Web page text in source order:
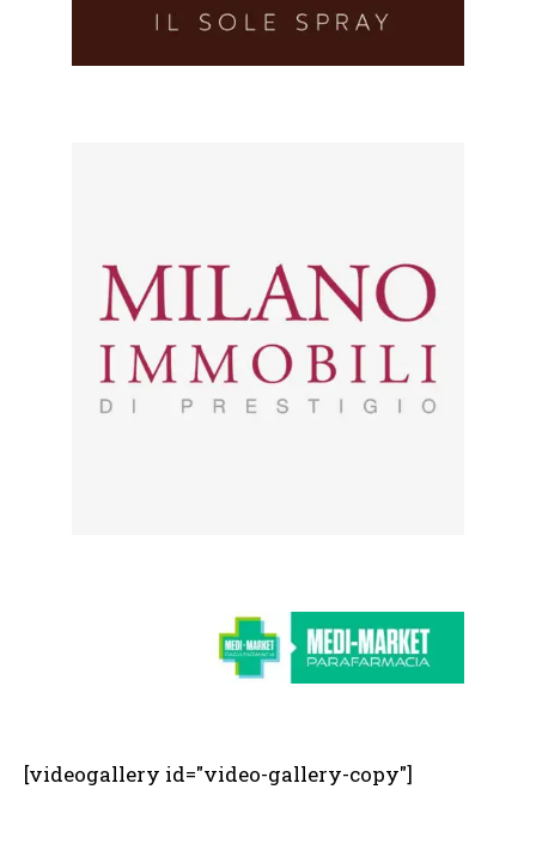
[videogallery id="video-gallery-copy"]